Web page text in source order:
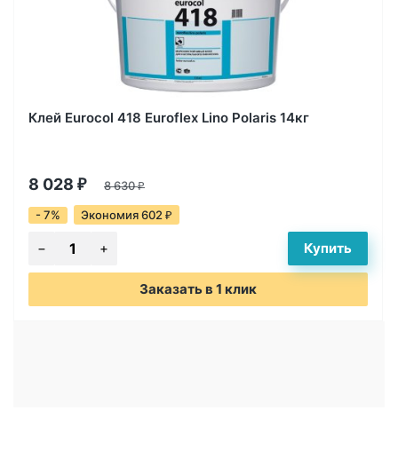
Клей Eurocol 418 Euroflex Lino Polaris 14кг
8 028 ₽ 8 630₽
- 7% Экономия 602 ₽
Заказать в 1 клик